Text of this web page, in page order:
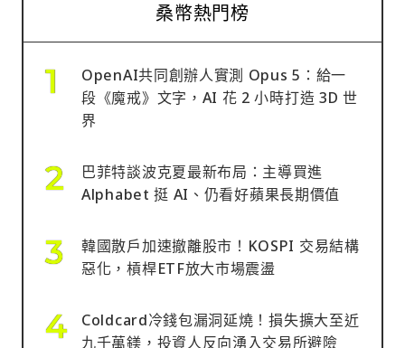
桑幣熱門榜
OpenAI共同創辦人實測 Opus 5：給一
段《魔戒》文字，AI 花 2 小時打造 3D 世
界
巴菲特談波克夏最新布局：主導買進
Alphabet 挺 AI、仍看好蘋果長期價值
韓國散戶加速撤離股市！KOSPI 交易結構
惡化，槓桿ETF放大市場震盪
Coldcard冷錢包漏洞延燒！損失擴大至近
九千萬鎂，投資人反向湧入交易所避險